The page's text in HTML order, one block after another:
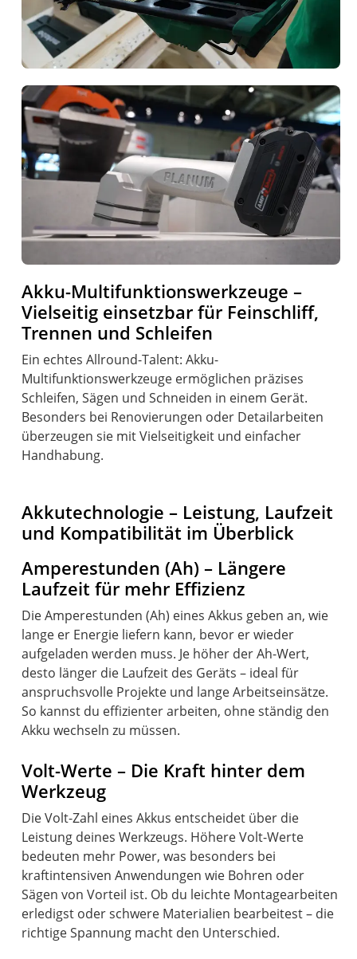
Akku-Multifunktionswerkzeuge –
Vielseitig einsetzbar für Feinschliff,
Trennen und Schleifen
Ein echtes Allround-Talent: Akku-
Multifunktionswerkzeuge ermöglichen präzises
Schleifen, Sägen und Schneiden in einem Gerät.
Besonders bei Renovierungen oder Detailarbeiten
überzeugen sie mit Vielseitigkeit und einfacher
Handhabung.
Akkutechnologie – Leistung, Laufzeit
und Kompatibilität im Überblick
Amperestunden (Ah) – Längere
Laufzeit für mehr Effizienz
Die Amperestunden (Ah) eines Akkus geben an, wie
lange er Energie liefern kann, bevor er wieder
aufgeladen werden muss. Je höher der Ah-Wert,
desto länger die Laufzeit des Geräts – ideal für
anspruchsvolle Projekte und lange Arbeitseinsätze.
So kannst du effizienter arbeiten, ohne ständig den
Akku wechseln zu müssen.
Volt-Werte – Die Kraft hinter dem
Werkzeug
Die Volt-Zahl eines Akkus entscheidet über die
Leistung deines Werkzeugs. Höhere Volt-Werte
bedeuten mehr Power, was besonders bei
kraftintensiven Anwendungen wie Bohren oder
Sägen von Vorteil ist. Ob du leichte Montagearbeiten
erledigst oder schwere Materialien bearbeitest – die
richtige Spannung macht den Unterschied.